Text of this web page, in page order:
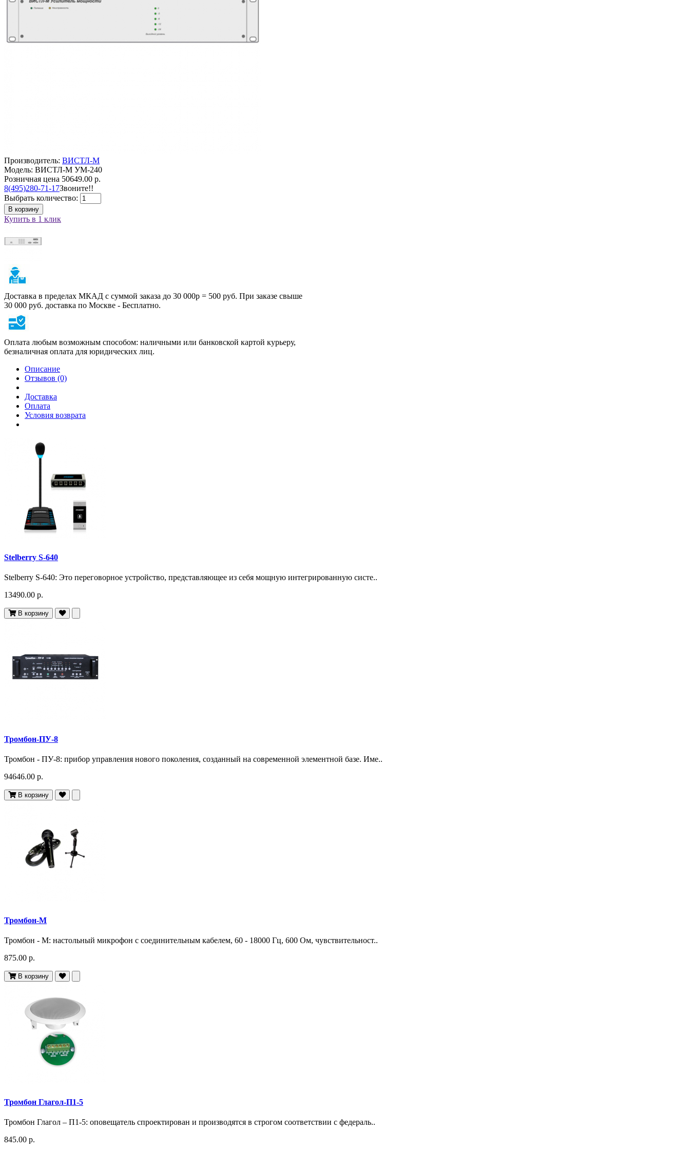
Производитель: ВИСТЛ-М
Модель: ВИСТЛ-М УМ-240
Розничная цена 50649.00 р.
8(495)280-71-17Звоните!!
Выбрать количество:
В корзину
Купить в 1 клик
Доставка в пределах МКАД с суммой заказа до 30 000р = 500 руб. При заказе свыше
30 000 руб. доставка по Москве - Бесплатно.
Оплата любым возможным способом: наличными или банковской картой курьеру,
безналичная оплата для юридических лиц.
Описание
Отзывов (0)
Доставка
Оплата
Условия возврата
Stelberry S-640
Stelberry S-640: Это переговорное устройство, представляющее из себя мощную интегрированную систе..
13490.00 р.
В корзину
Тромбон-ПУ-8
Тромбон - ПУ-8: прибор управления нового поколения, созданный на современной элементной базе. Име..
94646.00 р.
В корзину
Тромбон-М
Тромбон - М: настольный микрофон с соединительным кабелем, 60 - 18000 Гц, 600 Ом, чувствительност..
875.00 р.
В корзину
Тромбон Глагол-П1-5
Тромбон Глагол – П1-5: оповещатель спроектирован и производятся в строгом соответствии с федераль..
845.00 р.